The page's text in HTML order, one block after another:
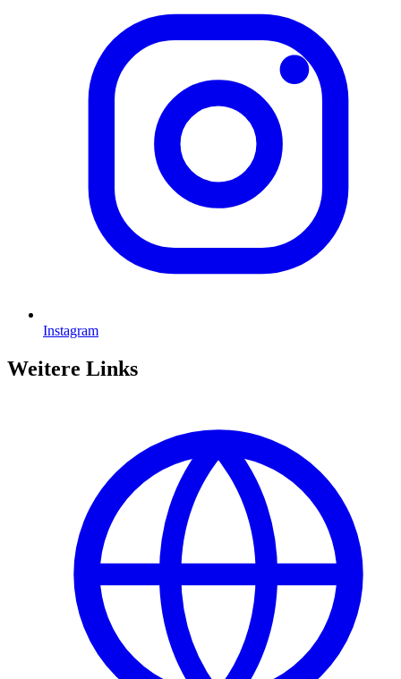
Instagram
Weitere Links